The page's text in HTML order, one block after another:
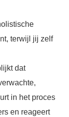
terwijl jij zelf
dat
in het proces
en reageert